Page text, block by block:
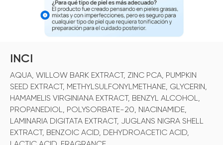
INCI
AQUA, WILLOW BARK EXTRACT, ZINC PCA, PUMPKIN
SEED EXTRACT, METHYLSULFONYLMETHANE, GLYCERIN,
HAMAMELIS VIRGINIANA EXTRACT, BENZYL ALCOHOL,
PROPANEDIOL, POLYSORBATE-20, NIACINAMIDE,
LAMINARIA DIGITATA EXTRACT, JUGLANS NIGRA SHELL
EXTRACT, BENZOIC ACID, DEHYDROACETIC ACID,